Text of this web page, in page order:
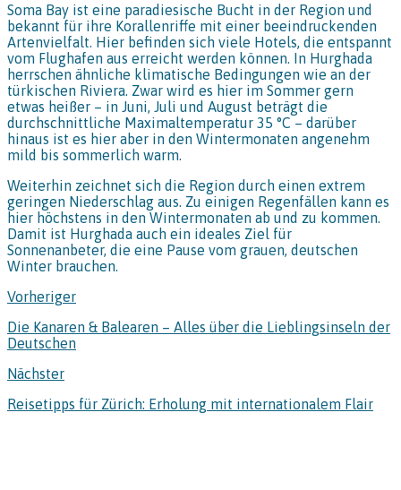
Soma Bay ist eine paradiesische Bucht in der Region und
bekannt für ihre Korallenriffe mit einer beeindruckenden
Artenvielfalt. Hier befinden sich viele Hotels, die entspannt
vom Flughafen aus erreicht werden können. In Hurghada
herrschen ähnliche klimatische Bedingungen wie an der
türkischen Riviera. Zwar wird es hier im Sommer gern
etwas heißer – in Juni, Juli und August beträgt die
durchschnittliche Maximaltemperatur 35 °C – darüber
hinaus ist es hier aber in den Wintermonaten angenehm
mild bis sommerlich warm.
Weiterhin zeichnet sich die Region durch einen extrem
geringen Niederschlag aus. Zu einigen Regenfällen kann es
hier höchstens in den Wintermonaten ab und zu kommen.
Damit ist Hurghada auch ein ideales Ziel für
Sonnenanbeter, die eine Pause vom grauen, deutschen
Winter brauchen.
Vorheriger
Die Kanaren & Balearen – Alles über die Lieblingsinseln der
Deutschen
Nächster
Reisetipps für Zürich: Erholung mit internationalem Flair